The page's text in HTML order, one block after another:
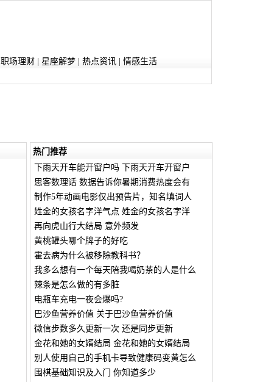
职场理财| 星座解梦| 热点资讯| 情感生活
热门推荐
下雨天开车能开窗户吗 下雨天开车开窗户
思客数理话 数据告诉你暑期消费热度会有
制作5年动画电影仅出预告片，知名填词人
姓金的女孩名字洋气点 姓金的女孩名字洋
再向虎山行大结局 意外频发
黄桃罐头哪个牌子的好吃
霍去病为什么被移除教科书？
我多么想有一个每天陪我喝奶茶的人是什么
辣条是怎么做的有多脏
电瓶车充电一夜会爆吗?
巴沙鱼营养价值 关于巴沙鱼营养价值
微信步数多久更新一次 还是同步更新
金花和她的女婿结局 金花和她的女婿结局
别人使用自己的手机卡导致健康码变黄怎么
围棋基础知识及入门 你知道多少